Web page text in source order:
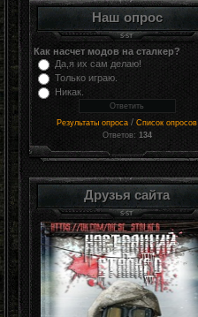
Наш опрос
Как насчет модов на сталкер?
Да,я их сам делаю!
Только играю.
Никак.
Результаты опроса / Список опросов
Ответов: 134
Друзья сайта